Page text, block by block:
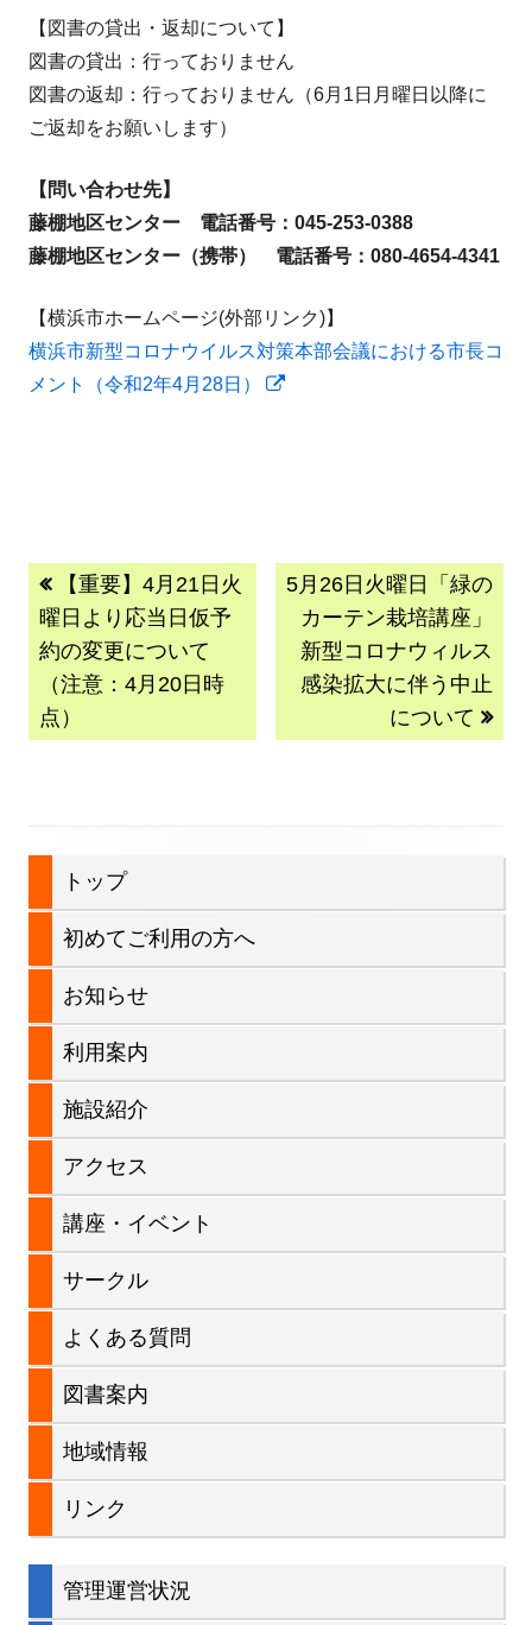
【図書の貸出・返却について】
図書の貸出：行っておりません
図書の返却：行っておりません（6月1日月曜日以降に
ご返却をお願いします）
【問い合わせ先】
藤棚地区センター 電話番号：045-253-0388
藤棚地区センター（携帯） 電話番号：080-4654-4341
【横浜市ホームページ(外部リンク)】
横浜市新型コロナウイルス対策本部会議における市長コ
メント（令和2年4月28日）
ド
ウ
で
開
投
稿
ナ
ビ
前
の
記
事:
【重要】4月21日火
曜日より応当日仮予
約の変更について
（注意：4月20日時
点）
次
の
記
事:
5月26日火曜日「緑の
カーテン栽培講座」
新型コロナウィルス
感染拡大に伴う中止
について
サ
イ
ド
バ
トップ
初めてご利用の方へ
お知らせ
利用案内
施設紹介
アクセス
講座・イベント
サークル
よくある質問
図書案内
地域情報
リンク
管理運営状況